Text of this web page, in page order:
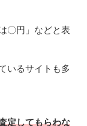
〇円」などと表
いるサイトも多
定してもらわな